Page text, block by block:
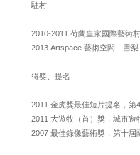
駐村
2010-2011 荷蘭皇家國際藝術
2013 Artspace 藝術空間，雪
得獎、提名
2011 金虎獎最佳短片提名，
2011 大遊牧（首）獎，城市遊
2007 最佳錄像藝術獎，第十